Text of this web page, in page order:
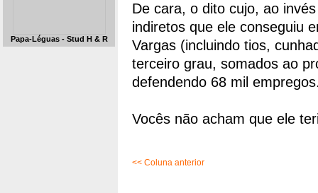
Papa-Léguas - Stud H & R
De cara, o dito cujo, ao
indiretos que ele conseguiu
Vargas (incluindo tios,
terceiro grau, somados ao
defendendo 68 mil
Vocês não acham que ele
<< Coluna anterior